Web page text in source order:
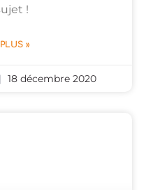
!
»
18 décembre 2020